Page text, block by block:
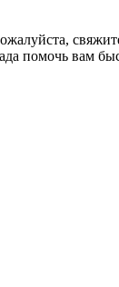
помочь вам